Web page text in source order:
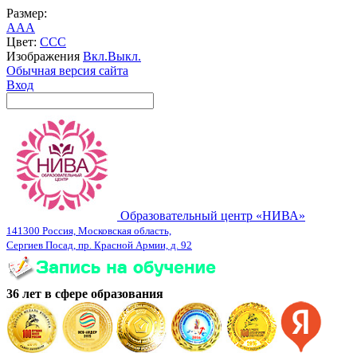
Размер:
AAA
Цвет: CCC
Изображения Вкл.Выкл.
Обычная версия сайта
Вход
Образовательный центр «НИВА»
141300 Россия, Московская область,
Сергиев Посад, пр. Красной Армии, д. 92
36 лет в сфере образования